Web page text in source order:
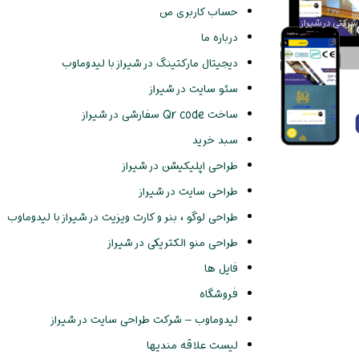
در شیراز
حساب کاربری من
درباره ما
دیجیتال مارکتینگ در شیراز با لیدوماوب
سئو سایت در شیراز
ساخت Qr code سفارشی در شیراز
سبد خرید
طراحی اپلیکیشن در شیراز
طراحی سایت در شیراز
طراحی لوگو ، بنر و کارت ویزیت در شیراز با لیدوماوب
طراحی منو الکتریکی در شیراز
فایل ها
فروشگاه
لیدوماوب – شرکت طراحی سایت در شیراز
لیست علاقه مندیها